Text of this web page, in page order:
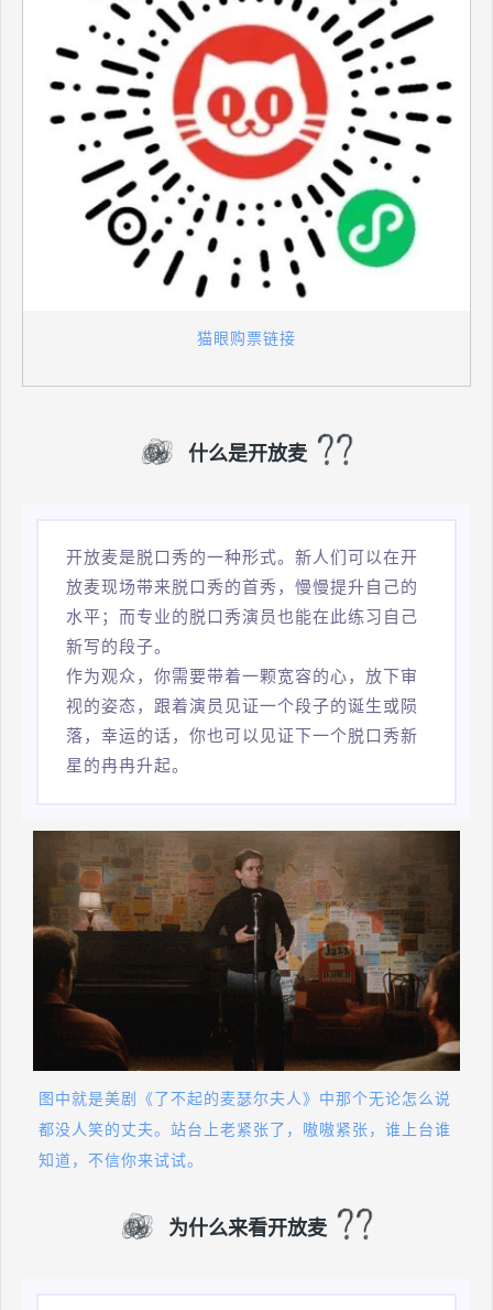
猫眼购票链接
什么是开放麦
开放麦是脱口秀的一种形式。新人们可以在开
放麦现场带来脱口秀的首秀，慢慢提升自己的
水平；而专业的脱口秀演员也能在此练习自己
新写的段子。
作为观众，你需要带着一颗宽容的心，放下审
视的姿态，跟着演员见证一个段子的诞生或陨
落，幸运的话，你也可以见证下一个脱口秀新
星的冉冉升起。
图中就是美剧《了不起的麦瑟尔夫人》中那个无论怎么说
都没人笑的丈夫。 站台上老紧张了，嗷嗷紧张，谁上台谁
知道，不信你来试试。
为什么来看开放麦